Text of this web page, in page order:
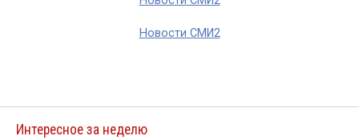
Новости СМИ2
Интересное за неделю